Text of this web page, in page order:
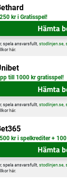
kr i Gratisspel!
Hämta
spela ansvarsfullt, stodlinjen.se,
här.
till 1000 kr gratisspel!
Hämta
spela ansvarsfullt, stodlinjen.se,
här.
kr i spelkrediter +
Hämta
spela ansvarsfullt, stodlinjen.se,
här.